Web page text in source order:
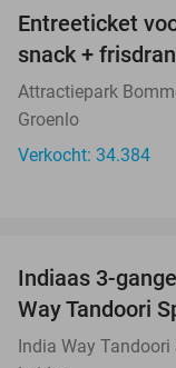
Entreeticket
snack +
Attractiepark
Groenlo
Verkocht: 34.384
Indiaas 3-
Way Tandoori
India Way